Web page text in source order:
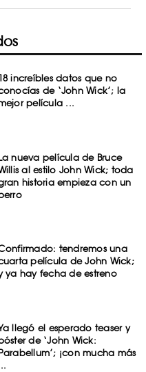
18 increíbles datos que no
de ‘John Wick’; la
película ...
nueva película de Bruce
al estilo John Wick; toda
historia empieza con un
tendremos una
película de John Wick;
ya hay fecha de estreno
llegó el esperado teaser y
de ‘John Wick:
¡con mucha más